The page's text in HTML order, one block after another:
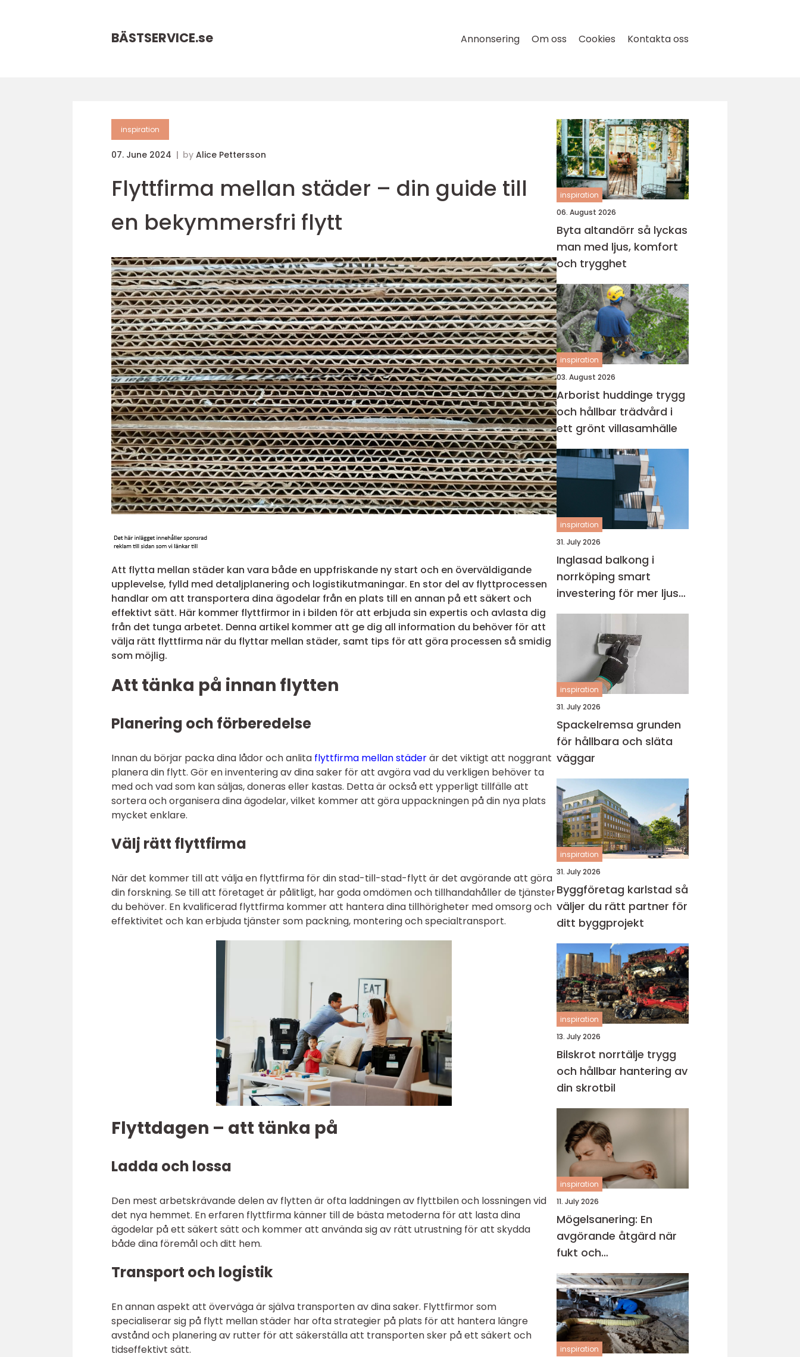
BÄSTSERVICE.se Annonsering Om oss Cookies Kontakta oss
inspiration
07. June 2024 by Alice Pettersson
Flyttfirma mellan städer – din guide till
en bekymmersfri flytt
Att flytta mellan städer kan vara både en uppfriskande ny start och en överväldigande
upplevelse, fylld med detaljplanering och logistikutmaningar. En stor del av flyttprocessen
handlar om att transportera dina ägodelar från en plats till en annan på ett säkert och
effektivt sätt. Här kommer flyttfirmor in i bilden för att erbjuda sin expertis och avlasta dig
från det tunga arbetet. Denna artikel kommer att ge dig all information du behöver för att
välja rätt flyttfirma när du flyttar mellan städer, samt tips för att göra processen så smidig
som möjlig.
Att tänka på innan flytten
Planering och förberedelse
Innan du börjar packa dina lådor och anlita flyttfirma mellan städerär det viktigt att noggrant
planera din flytt. Gör en inventering av dina saker för att avgöra vad du verkligen behöver ta
med och vad som kan säljas, doneras eller kastas. Detta är också ett ypperligt tillfälle att
sortera och organisera dina ägodelar, vilket kommer att göra uppackningen på din nya plats
mycket enklare.
Välj rätt flyttfirma
När det kommer till att välja en flyttfirma för din stad-till-stad-flytt är det avgörande att göra
din forskning. Se till att företaget är pålitligt, har goda omdömen och tillhandahåller de tjänster
du behöver. En kvalificerad flyttfirma kommer att hantera dina tillhörigheter med omsorg och
effektivitet och kan erbjuda tjänster som packning, montering och specialtransport.
Flyttdagen – att tänka på
Ladda och lossa
Den mest arbetskrävande delen av flytten är ofta laddningen av flyttbilen och lossningen vid
det nya hemmet. En erfaren flyttfirma känner till de bästa metoderna för att lasta dina
ägodelar på ett säkert sätt och kommer att använda sig av rätt utrustning för att skydda
både dina föremål och ditt hem.
Transport och logistik
En annan aspekt att överväga är själva transporten av dina saker. Flyttfirmor som
specialiserar sig på flytt mellan städer har ofta strategier på plats för att hantera längre
avstånd och planering av rutter för att säkerställa att transporten sker på ett säkert och
tidseffektivt sätt.
inspiration
06. August 2026
Byta altandörr så lyckas
man med ljus, komfort
och trygghet
inspiration
03. August 2026
Arborist huddinge trygg
och hållbar trädvård i
ett grönt villasamhälle
inspiration
31. July 2026
Inglasad balkong i
norrköping smart
investering för mer ljus
och extra yta
inspiration
31. July 2026
Spackelremsa grunden
för hållbara och släta
väggar
inspiration
31. July 2026
Byggföretag karlstad så
väljer du rätt partner för
ditt byggprojekt
inspiration
13. July 2026
Bilskrot norrtälje trygg
och hållbar hantering av
din skrotbil
inspiration
11. July 2026
Mögelsanering: En
avgörande åtgärd när
fukt och
mikroorganismer har
fått fäste i en byggnad
inspiration